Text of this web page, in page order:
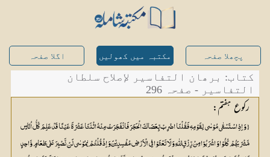
پچھلا صفحہ مکتبہ میں کھولیں اگلا صفحہ
کتاب: برھان التفاسیر لإصلاح سلطان
التفاسیر - صفحہ 296
رکوع ہفتم:
{ وَ اِذِ اسْتَسْقٰی مُوْسٰی لِقَوْمِہٖ فَقُلْنَا اضْرِبْ بِّعَصَاکَ الْحَجَرَ فَانْفَجَرَتْ مِنْہُ اثْنَتَا عَشْرَۃَ عَیْنًا قَدْ عَلِمَ کُلُّ اُنَاسٍ
مَّشْرَبَھُمْ کُلُوْا وَ اشْرَبُوْا مِنْ رِّزْقِ اللّٰہِ وَ لَا تَعْثَوْا فِی الْاَرْضِ مُفْسِدِیْنَ وَ اِذْ قُلْتُمْ یٰمُوْسٰی لَنْ نَّصْبِرَ عَلٰی طَعَامٍ وَّاحِدٍ